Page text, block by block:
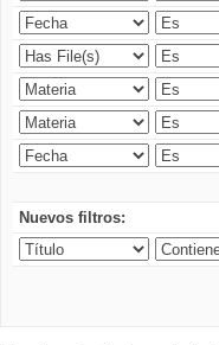
Nuevos filtros: